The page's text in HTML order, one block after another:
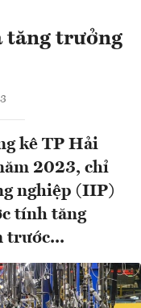
tăng trưởng
kê TP Hải
2023, chỉ
nghiệp (IIP)
tính tăng
trước...